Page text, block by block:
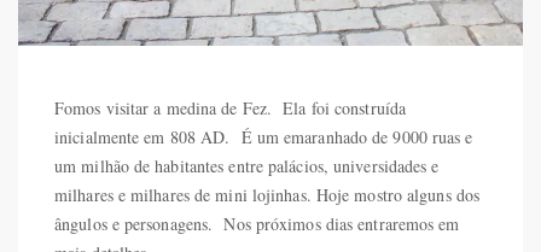
Fomos visitar a medina de Fez. Ela foi construída
inicialmente em 808 AD. É um emaranhado de 9000 ruas e
um milhão de habitantes entre palácios, universidades e
milhares e milhares de mini lojinhas. Hoje mostro alguns dos
ângulos e personagens. Nos próximos dias entraremos em